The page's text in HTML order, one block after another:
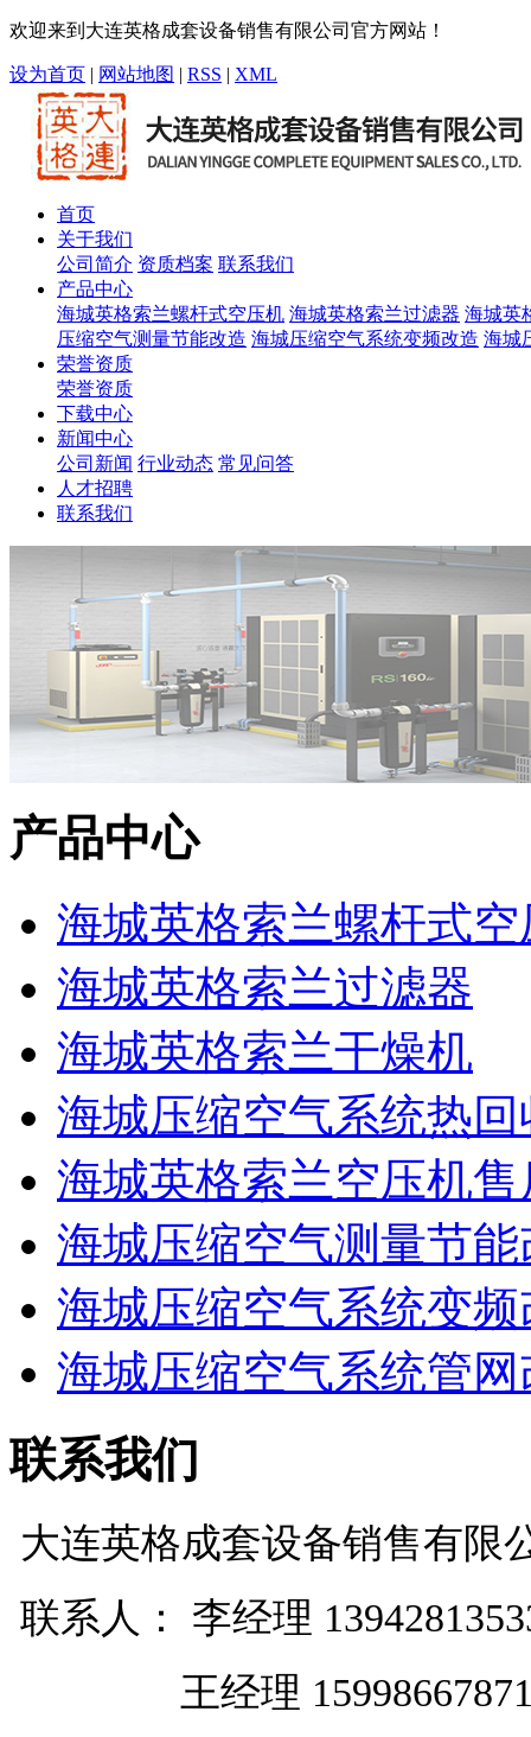
欢迎来到大连英格成套设备销售有限公司官方网站！
设为首页 | 网站地图 | RSS | XML
首页
关于我们
公司简介 资质档案 联系我们
产品中心
海城英格索兰螺杆式空压机 海城英格索兰过滤器 海城英
压缩空气测量节能改造 海城压缩空气系统变频改造 海城
荣誉资质
荣誉资质
下载中心
新闻中心
公司新闻 行业动态 常见问答
人才招聘
联系我们
产品中心
海城英格索兰螺杆式空
海城英格索兰过滤器
海城英格索兰干燥机
海城压缩空气系统热回
海城英格索兰空压机
海城压缩空气测量节能
海城压缩空气系统变频
海城压缩空气系统管网
联系我们
大连英格成套设备销售有限
联系人： 李经理
王经理